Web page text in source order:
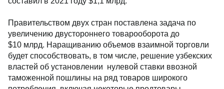
Правительством двух стран поставлена задача по
увеличению двустороннего товарооборота до
$10 млрд. Наращиванию объемов взаимной торговли
будет способствовать, в том числе, решение узбекских
властей об установлении нулевой ставки ввозной
таможенной пошлины на ряд товаров широкого